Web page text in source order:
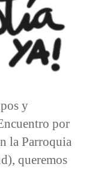
y
por
la Parroquia
queremos